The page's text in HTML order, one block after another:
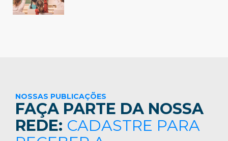
NOSSAS PUBLICAÇÕES
FAÇA PARTE DA NOSSA
REDE: CADASTRE PARA